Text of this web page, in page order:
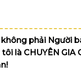
không phải Người
là CHUYÊN GIA